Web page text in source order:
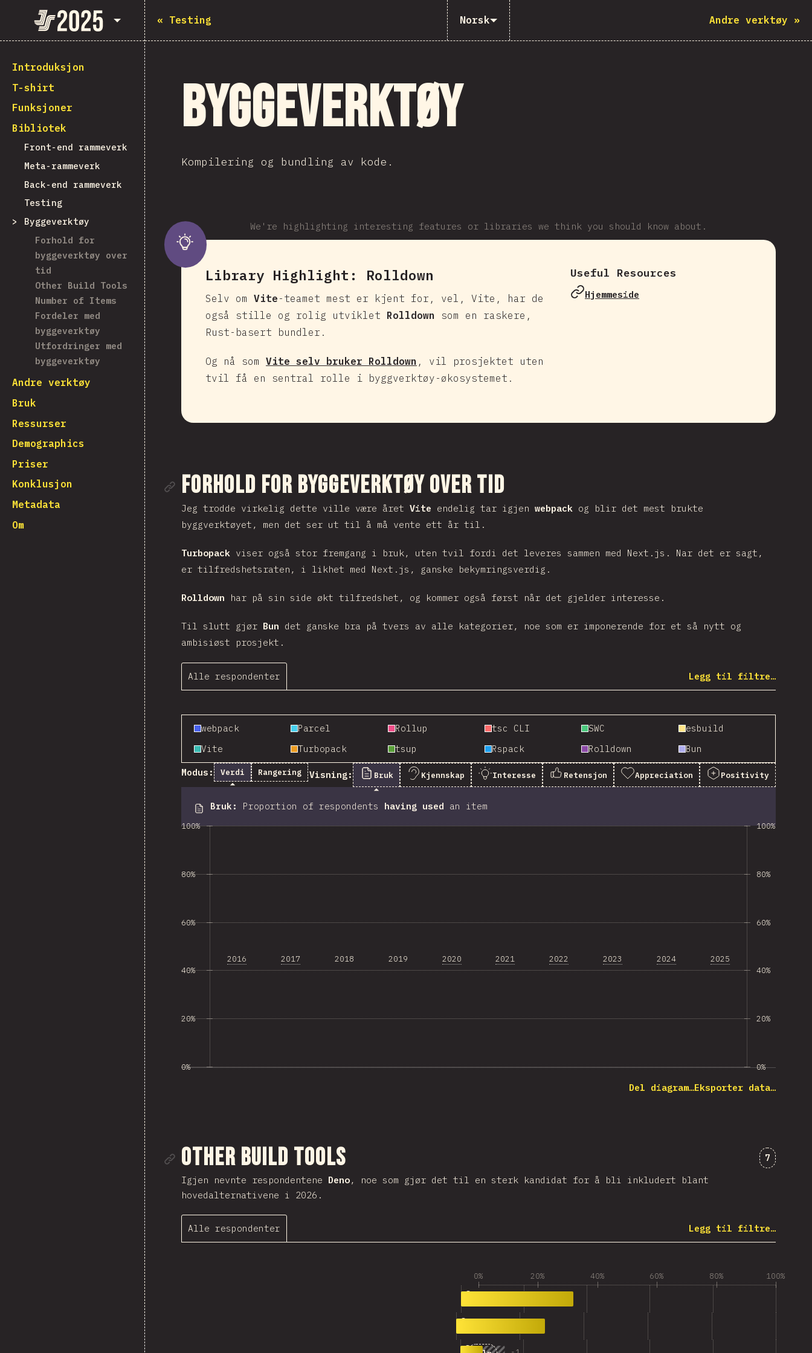
State of JavaScript 2025
Introduksjon
T-shirt
Funksjoner
Bibliotek
Front-end rammeverk
Meta-rammeverk
Back-end rammeverk
Testing
Byggeverktøy
Forhold for
byggeverktøy over
tid
Other Build Tools
Number of Items
Fordeler med
byggeverktøy
Utfordringer med
byggeverktøy
Andre verktøy
Bruk
Ressurser
Demographics
Priser
Konklusjon
Metadata
Om
« Testing Norsk Andre verktøy »
Byggeverktøy
Kompilering og bundling av kode.
We're highlighting interesting features or libraries we think you should know about.
Library Highlight: Rolldown
Selv om Vite -teamet mest er kjent for, vel, Vite, har de
også stille og rolig utviklet Rolldown som en raskere,
Rust-basert bundler.
Og nå som Vite selv bruker Rolldown , vil prosjektet uten
tvil få en sentral rolle i byggverktøy-økosystemet.
Useful Resources
Hjemmeside
Link til del
Forhold for byggeverktøy over tid
Jeg trodde virkelig dette ville være året Vite endelig tar igjen webpack og blir det mest brukte
byggverktøyet, men det ser ut til å må vente ett år til.
Turbopack viser også stor fremgang i bruk, uten tvil fordi det leveres sammen med Next.js. Nar det er sagt,
er tilfredshetsraten, i likhet med Next.js, ganske bekymringsverdig.
Rolldown har på sin side økt tilfredshet, og kommer også først når det gjelder interesse.
Til slutt gjør Bun det ganske bra på tvers av alle kategorier, noe som er imponerende for et så nytt og
ambisiøst prosjekt.
Alle respondenter Legg til filtre…
webpack Parcel Rollup tsc CLI SWC
esbuild
Vite
Turbopack tsup Rspack Rolldown Bun
Modus: Verdi Rangering Visning: Bruk Kjennskap Interesse Retensjon Appreciation Positivity
Bruk : Proportion of respondents having used an item
0%
20%
40%
60%
80%
100%
2016 2017 2018 2019 2020 2021 2022 2023 2024 2025
0%
20%
40%
60%
80%
100%
Del diagram…Eksporter data…
Link til del
Other Build Tools
7
Igjen nevnte respondentene Deno, noe som gjør det til en sterk kandidat for å bli inkludert blant
hovedalternativene i 2026.
Alle respondenter Legg til filtre…
0% 20% 40% 60% 80% 100%